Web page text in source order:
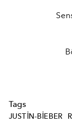
Tags
JUSTIN-BIEBER